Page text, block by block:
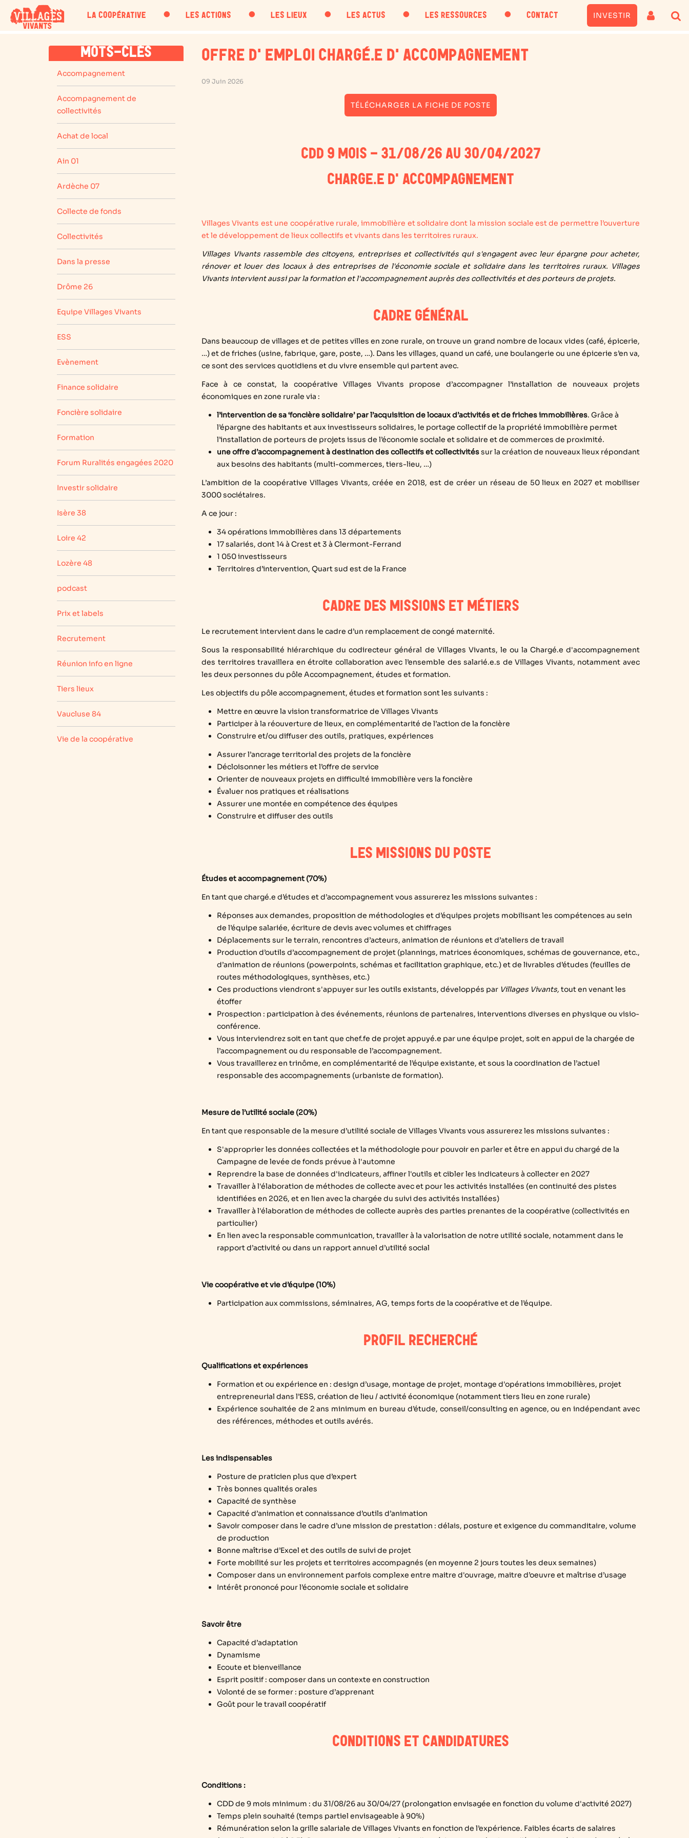
LA COOPÉRATIVE ・ LES ACTIONS ・ LES LIEUX ・ LES ACTUS ・ LES RESSOURCES ・ CONTACT INVESTIR
MOTS-CLÉS
Accompagnement
Accompagnement de
collectivités
Achat de local
Ain 01
Ardèche 07
Collecte de fonds
Collectivités
Dans la presse
Drôme 26
Equipe Villages Vivants
ESS
Evènement
Finance solidaire
Foncière solidaire
Formation
Forum Ruralités engagées 2020
Investir solidaire
Isère 38
Loire 42
Lozère 48
podcast
Prix et labels
Recrutement
Réunion info en ligne
Tiers lieux
Vaucluse 84
Vie de la coopérative
OFFRE D'EMPLOI CHARGÉ.E D'ACCOMPAGNEMENT
09 Juin 2026
TÉLÉCHARGER LA FICHE DE POSTE
CDD 9 MOIS – 31/08/26 AU 30/04/2027
CHARGE.E D'ACCOMPAGNEMENT
Villages Vivants est une coopérative rurale, immobilière et solidaire dont la mission sociale est de permettre l’ouverture
et le développement de lieux collectifs et vivants dans les territoires ruraux.
Villages Vivants rassemble des citoyens, entreprises et collectivités qui s'engagent avec leur épargne pour acheter,
rénover et louer des locaux à des entreprises de l'économie sociale et solidaire dans les territoires ruraux. Villages
Vivants intervient aussi par la formation et l'accompagnement auprès des collectivités et des porteurs de projets.
CADRE GÉNÉRAL
Dans beaucoup de villages et de petites villes en zone rurale, on trouve un grand nombre de locaux vides (café, épicerie,
…) et de friches (usine, fabrique, gare, poste, …). Dans les villages, quand un café, une boulangerie ou une épicerie s’en va,
ce sont des services quotidiens et du vivre ensemble qui partent avec.
Face à ce constat, la coopérative Villages Vivants propose d’accompagner l’installation de nouveaux projets
économiques en zone rurale via :
l’intervention de sa ‘foncière solidaire’ par l’acquisition de locaux d’activités et de friches immobilières. Grâce à
l’épargne des habitants et aux investisseurs solidaires, le portage collectif de la propriété immobilière permet
l’installation de porteurs de projets issus de l’économie sociale et solidaire et de commerces de proximité.
une offre d’accompagnement à destination des collectifs et collectivitéssur la création de nouveaux lieux répondant
aux besoins des habitants (multi-commerces, tiers-lieu, …)
L’ambition de la coopérative Villages Vivants,créée en 2018, est de créer un réseau de 50 lieux en 2027 et mobiliser
3000 sociétaires.
A ce jour :
34 opérations immobilières dans 13 départements
17 salariés, dont 14 à Crest et 3 à Clermont-Ferrand
1 050 investisseurs
Territoires d’intervention, Quart sud est de la France
CADRE DES MISSIONS ET MÉTIERS
Le recrutement intervient dans le cadre d’un remplacement de congé maternité.
Sous la responsabilité hiérarchique du codirecteur général de Villages Vivants, le ou la Chargé.e d'accompagnement
des territoires travaillera en étroite collaboration avec l’ensemble des salarié.e.s de Villages Vivants, notamment avec
les deux personnes du pôle Accompagnement, études et formation.
Les objectifs du pôle accompagnement, études et formation sont les suivants :
Mettre en œuvre la vision transformatrice de Villages Vivants
Participer à la réouverture de lieux, en complémentarité de l’action de la foncière
Construire et/ou diffuser des outils, pratiques, expériences
Assurer l’ancrage territorial des projets de la foncière
Décloisonner les métiers et l’offre de service
Orienter de nouveaux projets en difficulté immobilière vers la foncière
Évaluer nos pratiques et réalisations
Assurer une montée en compétence des équipes
Construire et diffuser des outils
LES MISSIONS DU POSTE
Études et accompagnement (70%)
En tant que chargé.e d’études et d’accompagnement vous assurerez les missions suivantes :
Réponses aux demandes, proposition de méthodologies et d’équipes projets mobilisant les compétences au sein
de l’équipe salariée, écriture de devis avec volumes et chiffrages
Déplacements sur le terrain, rencontres d’acteurs, animation de réunions et d’ateliers de travail
Production d’outils d’accompagnement de projet (plannings, matrices économiques, schémas de gouvernance, etc.,
d’animation de réunions (powerpoints, schémas et facilitation graphique, etc.) et de livrables d’études (feuilles de
routes méthodologiques, synthèses, etc.)
Ces productions viendront s'appuyer sur les outils existants, développés par Villages Vivants, tout en venant les
étoffer
Prospection : participation à des événements, réunions de partenaires, interventions diverses en physique ou visio-
conférence.
Vous interviendrez soit en tant que chef.fe de projet appuyé.e par une équipe projet, soit en appui de la chargée de
l’accompagnement ou du responsable de l’accompagnement.
Vous travaillerez en trinôme, en complémentarité de l’équipe existante, et sous la coordination de l’actuel
responsable des accompagnements (urbaniste de formation).
Mesure de l’utilité sociale (20%)
En tant que responsable de la mesure d’utilité sociale de Villages Vivants vous assurerez les missions suivantes :
S'approprier les données collectées et la méthodologie pour pouvoir en parler et être en appui du chargé de la
Campagne de levée de fonds prévue à l'automne
Reprendre la base de données d'indicateurs, affiner l'outils et cibler les indicateurs à collecter en 2027
Travailler à l'élaboration de méthodes de collecte avec et pour les activités installées (en continuité des pistes
identifiées en 2026, et en lien avec la chargée du suivi des activités installées)
Travailler à l'élaboration de méthodes de collecte auprès des parties prenantes de la coopérative (collectivités en
particulier)
En lien avec la responsable communication, travailler à la valorisation de notre utilité sociale, notamment dans le
rapport d’activité ou dans un rapport annuel d’utilité social
Vie coopérative et vie d’équipe (10%)
Participation aux commissions, séminaires, AG, temps forts de la coopérative et de l’équipe.
PROFIL RECHERCHÉ
Qualifications et expériences
Formation et ou expérience en : design d’usage, montage de projet, montage d'opérations immobilières, projet
entrepreneurial dans l’ESS, création de lieu / activité économique (notamment tiers lieu en zone rurale)
Expérience souhaitée de 2 ans minimum en bureau d’étude, conseil/consulting en agence, ou en indépendant avec
des références, méthodes et outils avérés.
Les indispensables
Posture de praticien plus que d’expert
Très bonnes qualités orales
Capacité de synthèse
Capacité d’animation et connaissance d’outils d’animation
Savoir composer dans le cadre d’une mission de prestation : délais, posture et exigence du commanditaire, volume
de production
Bonne maîtrise d’Excel et des outils de suivi de projet
Forte mobilité sur les projets et territoires accompagnés (en moyenne 2 jours toutes les deux semaines)
Composer dans un environnement parfois complexe entre maitre d'ouvrage, maitre d’oeuvre et maîtrise d’usage
Intérêt prononcé pour l’économie sociale et solidaire
Savoir être
Capacité d’adaptation
Dynamisme
Ecoute et bienveillance
Esprit positif : composer dans un contexte en construction
Volonté de se former : posture d’apprenant
Goût pour le travail coopératif
CONDITIONS ET CANDIDATURES
Conditions :
CDD de 9 mois minimum : du 31/08/26 au 30/04/27 (prolongation envisagée en fonction du volume d'activité 2027)
Temps plein souhaité (temps partiel envisageable à 90%)
Rémunération selon la grille salariale de Villages Vivants en fonction de l’expérience. Faibles écarts de salaires